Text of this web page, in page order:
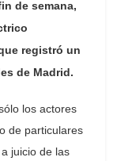
de semana,
registró un
de Madrid.
los actores
de particulares
juicio de las